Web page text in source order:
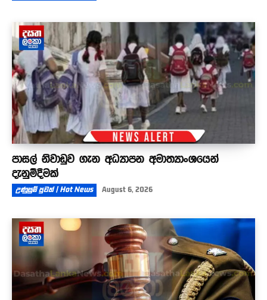
පාසල් නිවාඩුව ගැන අධ්‍යාපන අමාත්‍යාංශයෙන්
දැනුම්දීමක්
උණුසුම් පුවත් | Hot News August 6, 2026